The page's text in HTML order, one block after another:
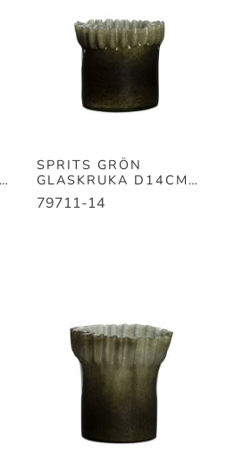
SPRITS GRÖN
GLASKRUKA D14CM
H13CM
79711-14